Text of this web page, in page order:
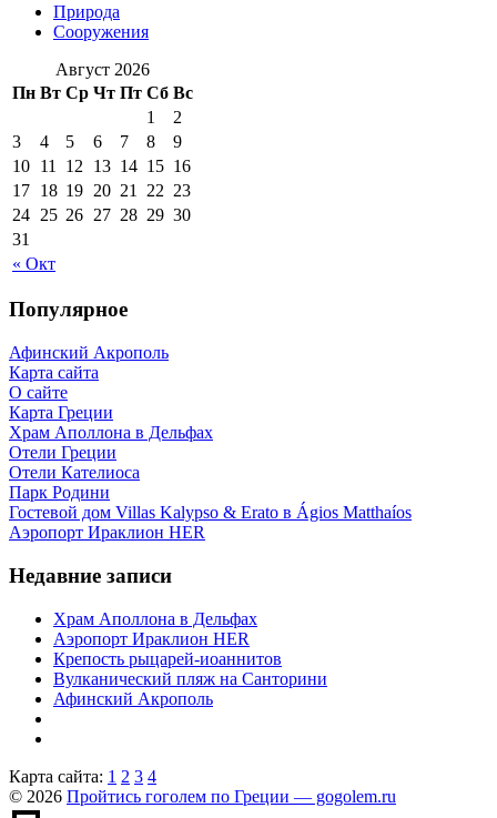
Природа
Сооружения
Август 2026
Пн Вт Ср Чт Пт Сб Вс
« Окт
1
2
3
4 5 6 7 8
9
10 11 12 13 14 15 16
17 18 19 20 21 22 23
24 25 26 27 28 29 30
31
Популярное
Афинский Акрополь
Карта сайта
О сайте
Карта Греции
Храм Аполлона в Дельфах
Отели Греции
Отели Кателиоса
Парк Родини
Гостевой дом Villas Kalypso & Erato в Ágios Matthaíos
Аэропорт Ираклион HER
Недавние записи
Храм Аполлона в Дельфах
Аэропорт Ираклион HER
Крепость рыцарей-иоаннитов
Вулканический пляж на Санторини
Афинский Акрополь
Карта сайта: 1 2 3 4
© 2026 Пройтись гоголем по Греции — gogolem.ru